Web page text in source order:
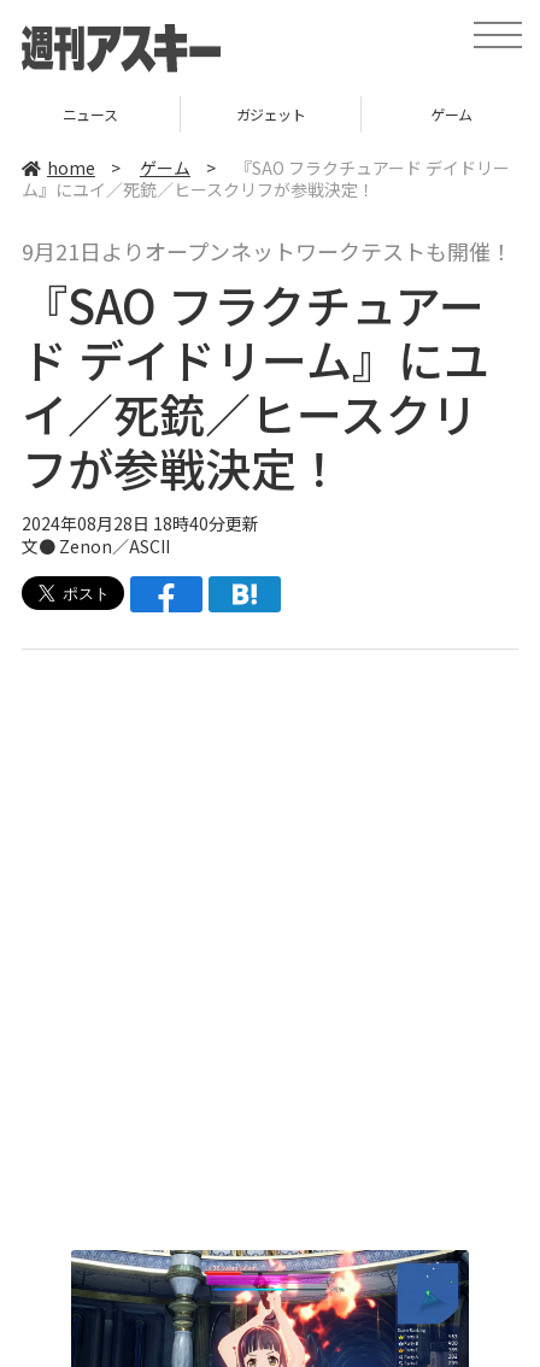
t
o
v
t
i
ニュース ガジェット ゲーム
home > ゲーム >
『SAO フラクチュアード デイドリー
ム』にユイ／死銃／ヒースクリフが参戦決定！
9月21日よりオープンネットワークテストも開催！
『SAO フラクチュアー
ド デイドリーム』にユ
イ／死銃／ヒースクリ
フが参戦決定！
2024年08月28日 18時40分更新
文● Zenon／ASCII